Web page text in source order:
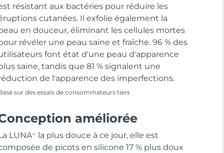
résistant aux bactéries pour réduire les
cutanées. Il exfolie également la
en douceur, éliminant les cellules mortes
révéler une peau saine et fraîche. 96 % des
font état d'une peau d'apparence
saine, tandis que 81 % signalent une
de l'apparence des imperfections.
sur des essais de consommateurs tiers
améliorée
LUNATM
la plus douce à ce jour, elle est
de picots en silicone 17 % plus doux